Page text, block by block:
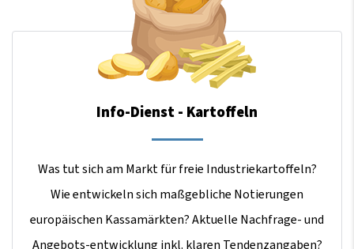
Info-Dienst - Kartoffeln
Was tut sich am Markt für freie Industriekartoffeln?
Wie entwickeln sich maßgebliche Notierungen
europäischen Kassamärkten? Aktuelle Nachfrage- und
Angebots-entwicklung inkl. klaren Tendenzangaben?